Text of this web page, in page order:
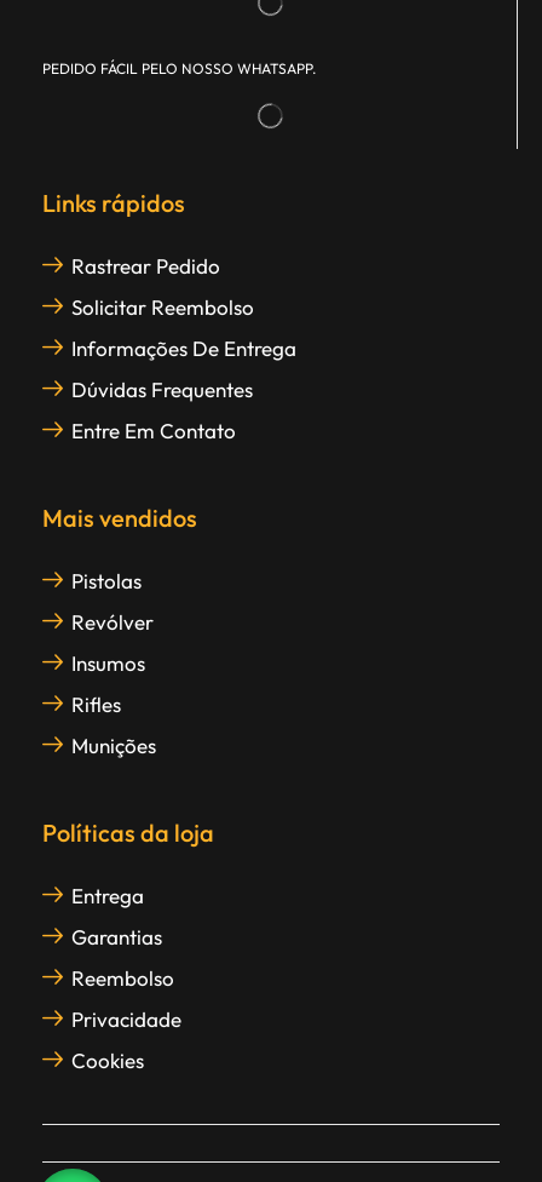
PEDIDO FÁCIL PELO NOSSO WHATSAPP.
Links rápidos
Rastrear Pedido
Solicitar Reembolso
Informações De Entrega
Dúvidas Frequentes
Entre Em Contato
Mais vendidos
Pistolas
Revólver
Insumos
Rifles
Munições
Políticas da loja
Entrega
Garantias
Reembolso
Privacidade
Cookies